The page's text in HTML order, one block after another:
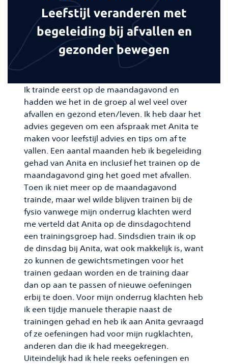
Leefstijl veranderen met
begeleiding bij afvallen en
gezonder bewegen
Ik trainde eerst op de maandagavond en
hadden we het in de groep al wel veel over
afvallen en gezond eten/leven. Ik heb daar het
advies gegeven om een afspraak met Anita te
maken voor leefstijl advies en tips om af te
vallen. Een aantal maanden heb ik begeleiding
gehad van Anita en inclusief het trainen op de
maandagavond ging het goed met afvallen.
Toen ik niet meer op de maandagavond
trainde, maar wel wilde blijven trainen bij de
fysio vanwege mijn onderrug klachten werd
me verteld dat Anita op de dinsdagochtend
een trainingsgroep had. Sindsdien train ik op
de dinsdag bij Anita, wat ook makkelijk is, want
zo kunnen de gewichtsmetingen voor het
trainen gedaan worden en de training daar
dan op aan te passen of nieuwe oefeningen
erbij te doen. Voor mijn onderrug klachten heb
ik een tijdje manuele therapie naast de
trainingen gehad en heb ik aan Anita gevraagd
of ze oefeningen had voor mijn rugklachten,
anderen dan die ik had meegekregen.
Uiteindelijk had ik hele reeks oefeningen en